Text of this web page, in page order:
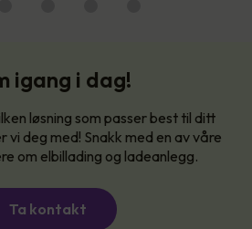
igang i dag!
løsning som passer best til ditt
vi deg med! Snakk med en av våre
om elbillading og ladeanlegg.
Ta kontakt